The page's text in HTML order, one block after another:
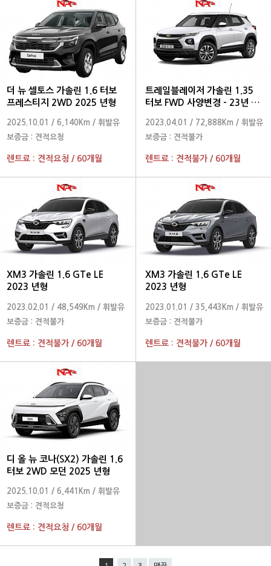
더 뉴 셀토스 가솔린 1.6 터보
프레스티지 2WD 2025 년형
2025.10.01 / 6,140Km / 휘발유
보증금 : 견적요청
렌트료 : 견적요청 / 60개월
트레일블레이저 가솔린 1.35
터보 FWD 사양변경 - 23년 1월
2023.04.01 / 72,888Km / 휘발유
보증금 : 견적불가
렌트료 : 견적불가/ 60개월
XM3 가솔린 1.6 GTe LE
2023 년형
2023.02.01 / 48,549Km / 휘발유
보증금 : 견적불가
렌트료 : 견적불가/ 60개월
XM3 가솔린 1.6 GTe LE
2023 년형
2023.01.01 / 35,443Km / 휘발유
보증금 : 견적불가
렌트료 : 견적불가/ 60개월
디 올 뉴 코나(SX2) 가솔린 1.6
터보 2WD 모던 2025 년형
2025.10.01 / 6,441Km / 휘발유
보증금 : 견적요청
렌트료 : 견적요청 / 60개월